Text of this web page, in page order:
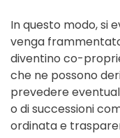
In questo modo, si
venga
diventino co-
che ne possono
prevedere
o di successioni
ordinata e